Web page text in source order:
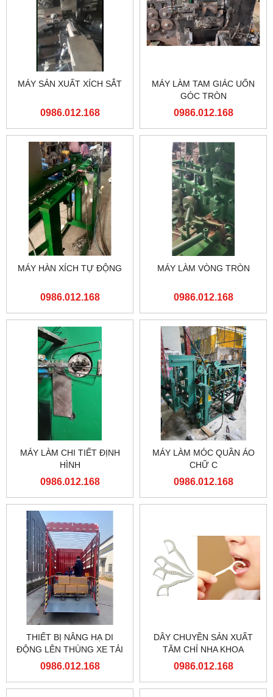
MÁY SẢN XUẤT XÍCH SẮT
0986.012.168
MÁY LÀM TAM GIÁC UỐN
GÓC TRÒN
0986.012.168
MÁY HÀN XÍCH TỰ ĐỘNG
0986.012.168
MÁY LÀM VÒNG TRÒN
0986.012.168
MÁY LÀM CHI TIẾT ĐỊNH
HÌNH
0986.012.168
MÁY LÀM MÓC QUẦN ÁO
CHỮ C
0986.012.168
THIẾT BỊ NÂNG HẠ DI
ĐỘNG LÊN THÙNG XE TẢI
0986.012.168
DÂY CHUYỀN SẢN XUẤT
TĂM CHỈ NHA KHOA
0986.012.168